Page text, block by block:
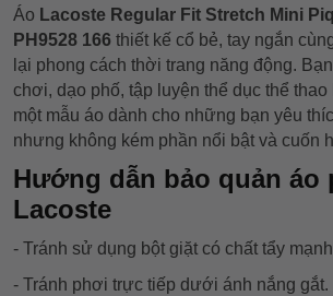
Áo Lacoste Regular Fit Stretch Mini
PH9528 166 thiết kế cổ bẻ, tay ngắn
lại phong cách thời trang năng động.
chơi, dạo phố, tập luyện thể dục thể
một mẫu áo dành cho những bạn yêu
nhưng không kém phần nổi bật và cuốn
Hướng dẫn bảo quản áo
Lacoste
- Tránh sử dụng bột giặt có chất tẩy
- Tránh phơi trực tiếp dưới ánh nắng gắt.